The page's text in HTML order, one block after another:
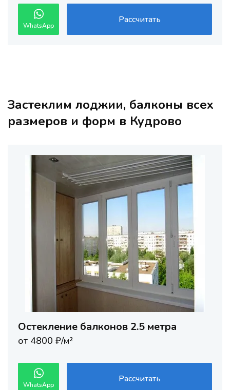
WhatsApp
Рассчитать
Застеклим лоджии, балконы всех
размеров и форм в Кудрово
Остекление балконов 2.5 метра
от 4800 ₽/м²
WhatsApp
Рассчитать